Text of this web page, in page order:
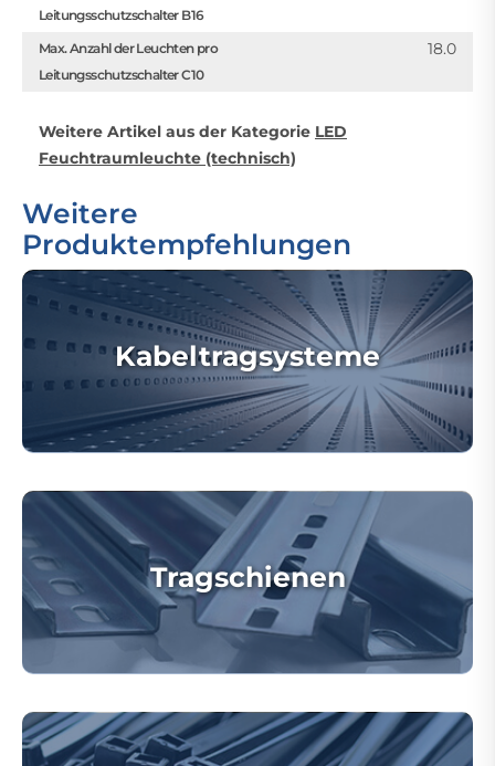
Leitungsschutzschalter B16
Max. Anzahl der Leuchten pro
Leitungsschutzschalter C10
18.0
Weitere Artikel aus der Kategorie LED
Feuchtraumleuchte (technisch)
Weitere
Produktempfehlungen
Kabeltragsysteme
Tragschienen